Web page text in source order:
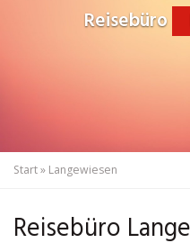
Reisebüro
Start» Langewiesen
Reisebüro